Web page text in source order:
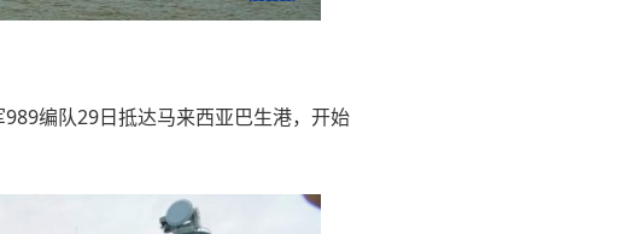
编队29日抵达马来西亚巴生港，开始